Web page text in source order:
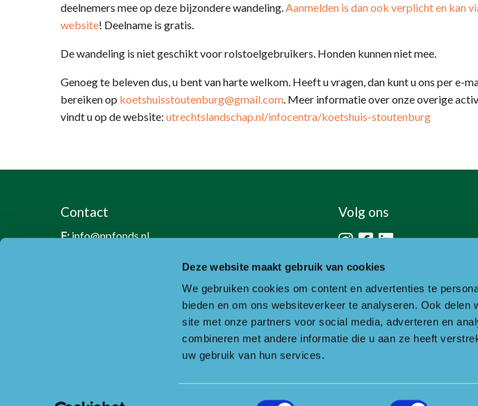
Deze website maakt gebruik van cookies
We gebruiken cookies om content en advertenties te
bieden en om ons websiteverkeer te analyseren. Ook delen
site met onze partners voor social media, adverteren en
combineren met andere informatie die u aan ze heeft
uw gebruik van hun services.
Toestemmingsselectie
deelnemers mee op deze bijzondere wandeling.Aanmelden is dan ook verplicht en kan
website! Deelname is gratis.
De wandeling is niet geschikt voor rolstoelgebruikers. Honden kunnen niet mee.
Genoeg te beleven dus, u bent van harte welkom. Heeft u vragen, dan kunt u ons per e-
bereiken op koetshuisstoutenburg@gmail.com. Meer informatie over onze overige
vindt u op de website: utrechtslandschap.nl/infocentra/koetshuis-stoutenburg
Contact
E:info@npfonds.nl
RSIN nummer: 818889986
BTW nummer: 8188 89 986 B01
Of ga naar de contactpagina.
Volg ons